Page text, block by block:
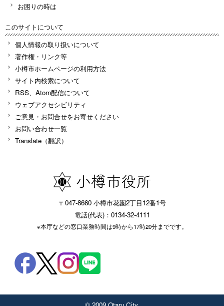
お困りの時は
このサイトについて
個人情報の取り扱いについて
著作権・リンク等
小樽市ホームページの利用方法
サイト内検索について
RSS、Atom配信について
ウェブアクセシビリティ
ご意見・お問合せをお寄せください
お問い合わせ一覧
Translate（翻訳）
〒047-8660 小樽市花園2丁目12番1号
電話(代表)：0134-32-4111
※本庁などの窓口業務時間は9時から17時20分までです。